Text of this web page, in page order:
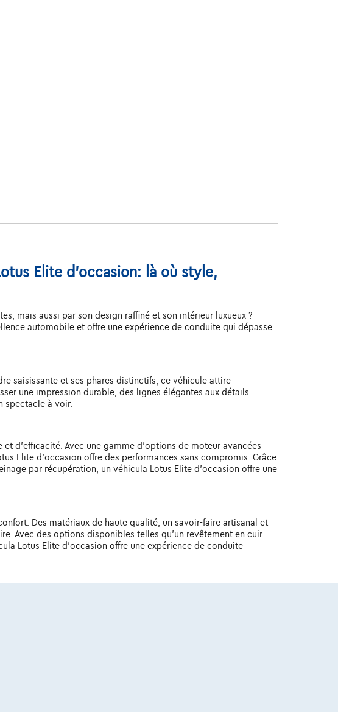
Elite d'occasion: là où style,
mais aussi par son design raffiné et son intérieur luxueux ?
automobile et offre une expérience de conduite qui dépasse
saisissante et ses phares distinctifs, ce véhicule attire
une impression durable, des lignes élégantes aux détails
spectacle à voir.
d'efficacité. Avec une gamme d'options de moteur avancées
Elite d'occasion offre des performances sans compromis. Grâce
par récupération, un véhicula Lotus Elite d'occasion offre une
Des matériaux de haute qualité, un savoir-faire artisanal et
Avec des options disponibles telles qu'un revêtement en cuir
Lotus Elite d'occasion offre une expérience de conduite
connecté et informé pendant votre trajet. Grâce à des
Elite d'occasion offre un avant-goût de l'avenir de la mobilité.
d'une gamme complète de fonctionnalités de sécurité
d'angle mort et bien plus encore. Grâce à des systèmes
offre une tranquillité d'esprit à chaque trajet, où que vous alliez.